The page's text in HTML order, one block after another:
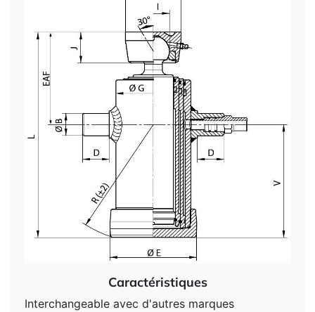
Caractéristiques
Interchangeable avec d'autres marques